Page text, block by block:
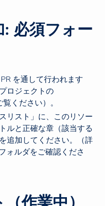
必須フォー
を通して行われます
ロジェクトの
覧ください）。
リスト」に、このリソー
ルと正確な章（該当する
追加してください。（詳
ォルダをご確認くださ